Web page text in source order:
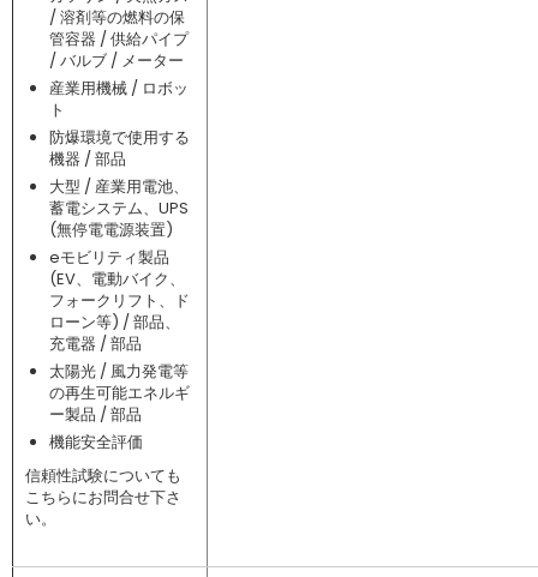
/ 溶剤等の燃料の保
管容器 / 供給パイプ
/ バルブ / メーター
産業用機械 / ロボッ
ト
防爆環境で使用する
機器 / 部品
大型 / 産業用電池、
蓄電システム、UPS
(無停電電源装置)
eモビリティ製品
(EV、電動バイク、
フォークリフト、ド
ローン等) / 部品、
充電器 / 部品
太陽光 / 風力発電等
の再生可能エネルギ
ー製品 / 部品
機能安全評価
信頼性試験についても
こちらにお問合せ下さ
い。